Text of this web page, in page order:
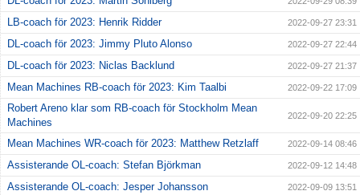
LB-coach för 2023: Henrik Ridder 2022-09-27 23:31
DL-coach för 2023: Jimmy Pluto Alonso 2022-09-27 22:44
DL-coach för 2023: Niclas Backlund 2022-09-27 21:37
Mean Machines RB-coach för 2023: Kim Taalbi 2022-09-22 17:09
Robert Areno klar som RB-coach för Stockholm Mean
Machines
2022-09-20 22:25
Mean Machines WR-coach för 2023: Matthew Retzlaff 2022-09-14 08:46
Assisterande OL-coach: Stefan Björkman 2022-09-12 14:48
Assisterande OL-coach: Jesper Johansson 2022-09-09 13:51